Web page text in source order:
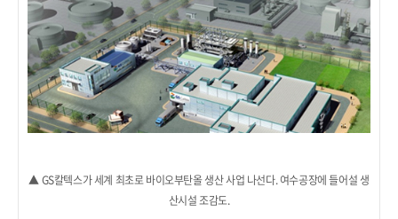
▲ GS칼텍스가 세계 최초로 바이오부탄올 생산 사업 나선다. 여수공장에 들어설 생
산시설 조감도.